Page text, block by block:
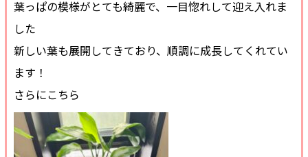
葉っぱの模様がとても綺麗で、一目惚れして迎え入れま
した
新しい葉も展開してきており、順調に成長してくれてい
ます！
さらにこちら